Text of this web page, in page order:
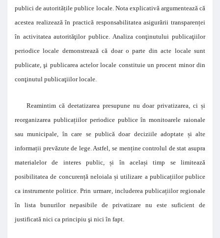
publici de autoritățile publice locale. Nota explicativă argumentează că
acestea realizează în practică responsabilitatea asigurării transparenței
în activitatea autorităţilor publice. Analiza conţinutului publicaţiilor
periodice locale demonstrează că doar o parte din acte locale sunt
publicate, şi publicarea actelor locale constituie un procent minor din
conţinutul publicaţiilor locale.
Reamintim că deetatizarea presupune nu doar privatizarea, ci și
reorganizarea publicațiilor periodice publice în monitoarele raionale
sau municipale, în care se publică doar deciziile adoptate și alte
informații prevăzute de lege. Astfel, se menține controlul de stat asupra
materialelor de interes public,și în același timp se limitează
posibilitatea de concurență neloiala și utilizare a publicațiilor publice
ca instrumente politice.Prin urmare, includerea publicațiilor regionale
în lista bunurilor nepasibile de privatizare nu este suficient de
justificată nici ca principiu şi nici în fapt.